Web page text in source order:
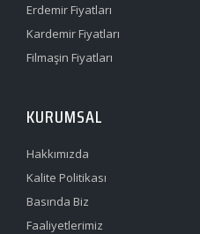
Erdemir Fiyatları
Kardemir Fiyatları
Filmaşin Fiyatları
KURUMSAL
Hakkımızda
Kalite Politikası
Basında Biz
Faaliyetlerimiz